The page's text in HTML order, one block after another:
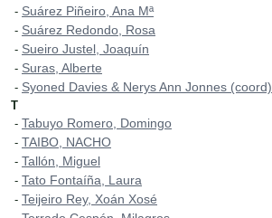
- Suárez Piñeiro, Ana Mª
- Suárez Redondo, Rosa
- Sueiro Justel, Joaquín
- Suras, Alberte
- Syoned Davies & Nerys Ann Jonnes (coord)
T
- Tabuyo Romero, Domingo
- TAIBO, NACHO
- Tallón, Miguel
- Tato Fontaíña, Laura
- Teijeiro Rey, Xoán Xosé